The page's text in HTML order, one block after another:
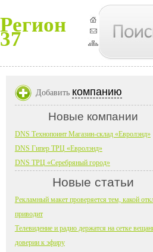
Регион
37
Добавить компанию
Новые компании
DNS Технопоинт Магазин-склад «Евролэнд»
DNS Гипер ТРЦ «Евролэнд»
DNS ТРЦ «Серебряный город»
Новые статьи
Рекламный макет проверяется тем, какой
приводит
Телевидение и радио держатся на сетке
доверии к эфиру